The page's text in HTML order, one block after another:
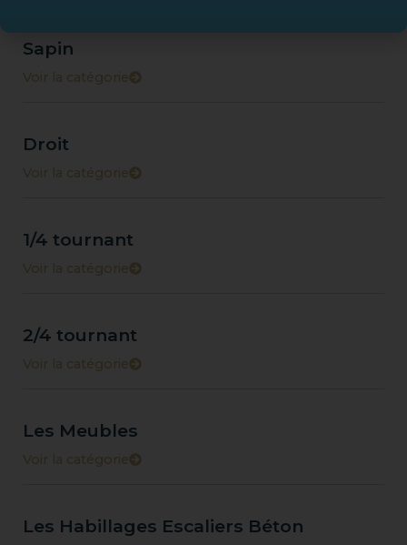
Sapin
Voir la catégorie
Droit
Voir la catégorie
1/4 tournant
Voir la catégorie
2/4 tournant
Voir la catégorie
Les Meubles
Voir la catégorie
Les Habillages Escaliers Béton